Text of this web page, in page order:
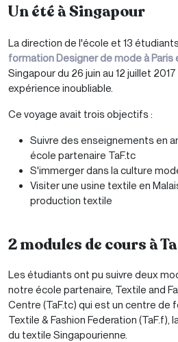
Un été à Singapour
La direction de l'école et 13
formation Designer de mode à Paris
Singapour du 26 juin au 12 juillet
expérience inoubliable.
Ce voyage avait trois objectifs :
Suivre des enseignements en
école partenaire TaF.tc
S'immerger dans la culture
Visiter une usine textile en
production textile
2 modules de cours à
Les étudiants ont pu suivre deux
notre école partenaire, Textile and
Centre (TaF.tc) qui est un centre de
Textile & Fashion Federation
du textile Singapourienne.